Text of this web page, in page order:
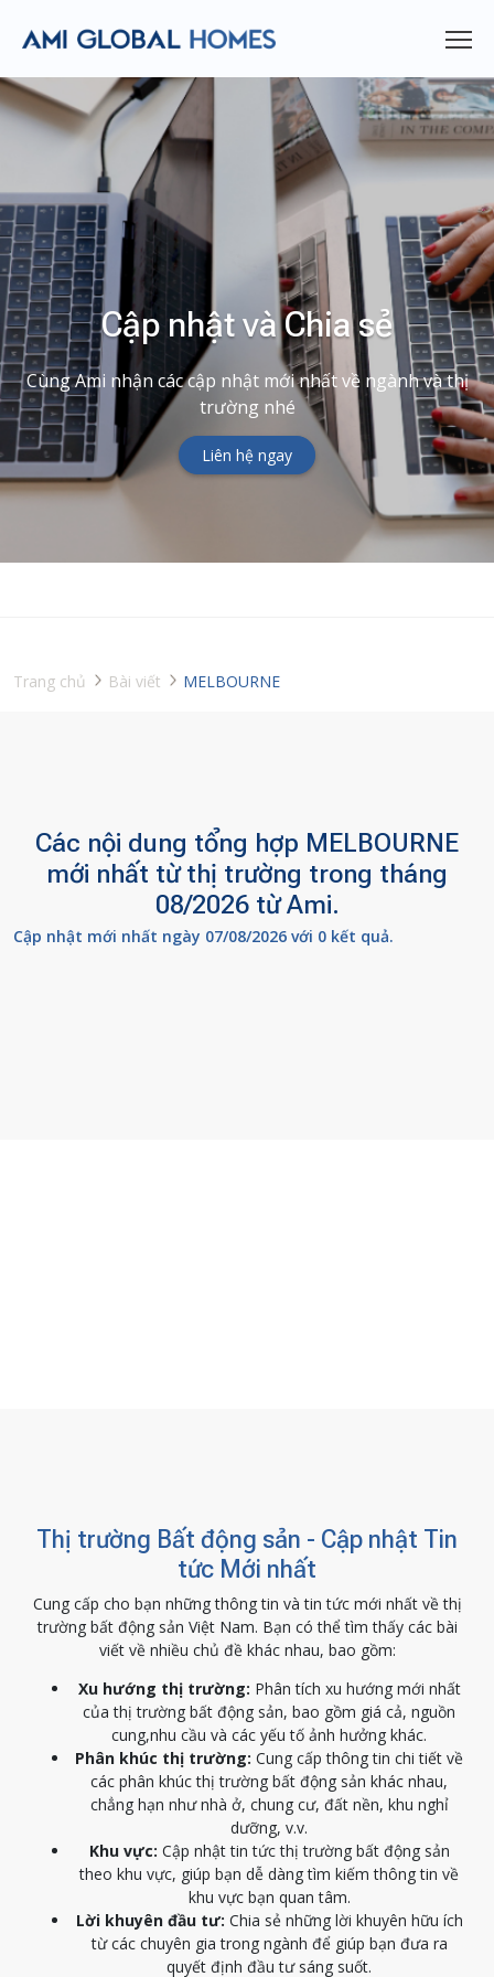
Cập nhật và Chia sẻ
Cùng Ami nhận các cập nhật mới nhất về ngành và thị
trường nhé
Liên hệ ngay
Trang chủ Bài viết MELBOURNE
Các nội dung tổng hợp MELBOURNE
mới nhất từ thị trường trong tháng
08/2026 từ Ami.
Cập nhật mới nhất ngày 07/08/2026 với 0 kết quả.
Thị trường Bất động sản - Cập nhật Tin
tức Mới nhất
Cung cấp cho bạn những thông tin và tin tức mới nhất về thị
trường bất động sản Việt Nam. Bạn có thể tìm thấy các bài
viết về nhiều chủ đề khác nhau, bao gồm:
Xu hướng thị trường: Phân tích xu hướng mới nhất
của thị trường bất động sản, bao gồm giá cả, nguồn
cung,nhu cầu và các yếu tố ảnh hưởng khác.
Phân khúc thị trường: Cung cấp thông tin chi tiết về
các phân khúc thị trường bất động sản khác nhau,
chẳng hạn như nhà ở, chung cư, đất nền, khu nghỉ
dưỡng, v.v.
Khu vực: Cập nhật tin tức thị trường bất động sản
theo khu vực, giúp bạn dễ dàng tìm kiếm thông tin về
khu vực bạn quan tâm.
Lời khuyên đầu tư: Chia sẻ những lời khuyên hữu ích
từ các chuyên gia trong ngành để giúp bạn đưa ra
quyết định đầu tư sáng suốt.